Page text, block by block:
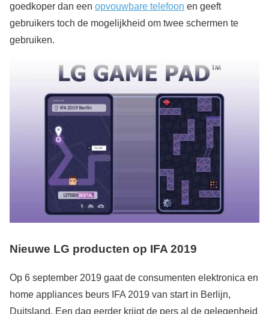
goedkoper dan een opvouwbare telefoon en geeft
gebruikers toch de mogelijkheid om twee schermen te
gebruiken.
Nieuwe LG producten op IFA 2019
Op 6 september 2019 gaat de consumenten elektronica en
home appliances beurs IFA 2019 van start in Berlijn,
Duitsland. Een dag eerder krijgt de pers al de gelegenheid